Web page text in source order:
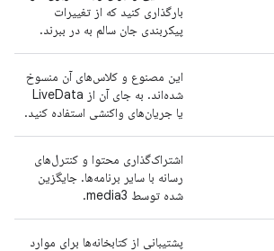
بارگذاری کنید که از تغییرات
پیکربندی جان سالم به در ببرند.
این مصنوع و کلاس‌های آن منسوخ
شده‌اند. به جای آن از LiveData
یا جریان‌های واکنشی استفاده کنید.
اشتراک‌گذاری محتوا و کنترل‌های
رسانه با سایر برنامه‌ها. جایگزین
شده توسط media3.
پشتیبانی از کتابخانه‌ها برای موارد